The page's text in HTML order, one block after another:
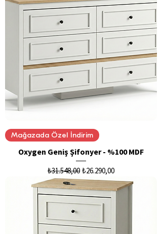
Mağazada Özel İndirim
Oxygen Geniş Şifonyer - %100 MDF
Normal Fiyat
₺31.548,00 İndirimli Fiyat
₺26.290,00